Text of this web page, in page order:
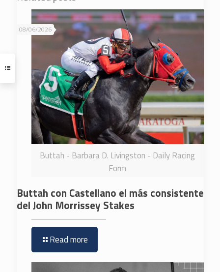
Buttah - Barbara D. Livingston - Daily Racing
Form
08/06/2026
Buttah con Castellano el más consistente
del John Morrissey Stakes
Read more